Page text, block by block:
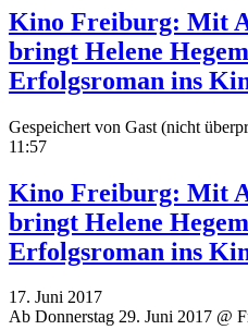
Kino Freiburg: Mit
bringt Helene
Erfolgsroman ins
Gespeichert von Gast (nicht
11:57
Kino Freiburg: Mit
bringt Helene
Erfolgsroman ins
17. Juni 2017
Ab Donnerstag 29. Juni 2017 @